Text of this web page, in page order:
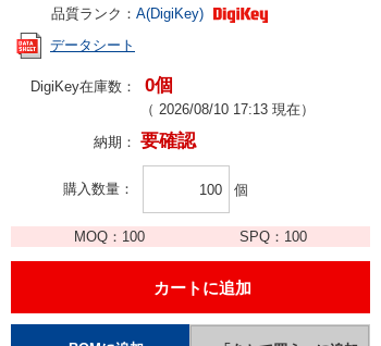
品質ランク： A(DigiKey)
データシート
DigiKey在庫数： 0個
（ 2026/08/10 17:13 現在）
納期： 要確認
購入数量 個
MOQ： 100 SPQ： 100